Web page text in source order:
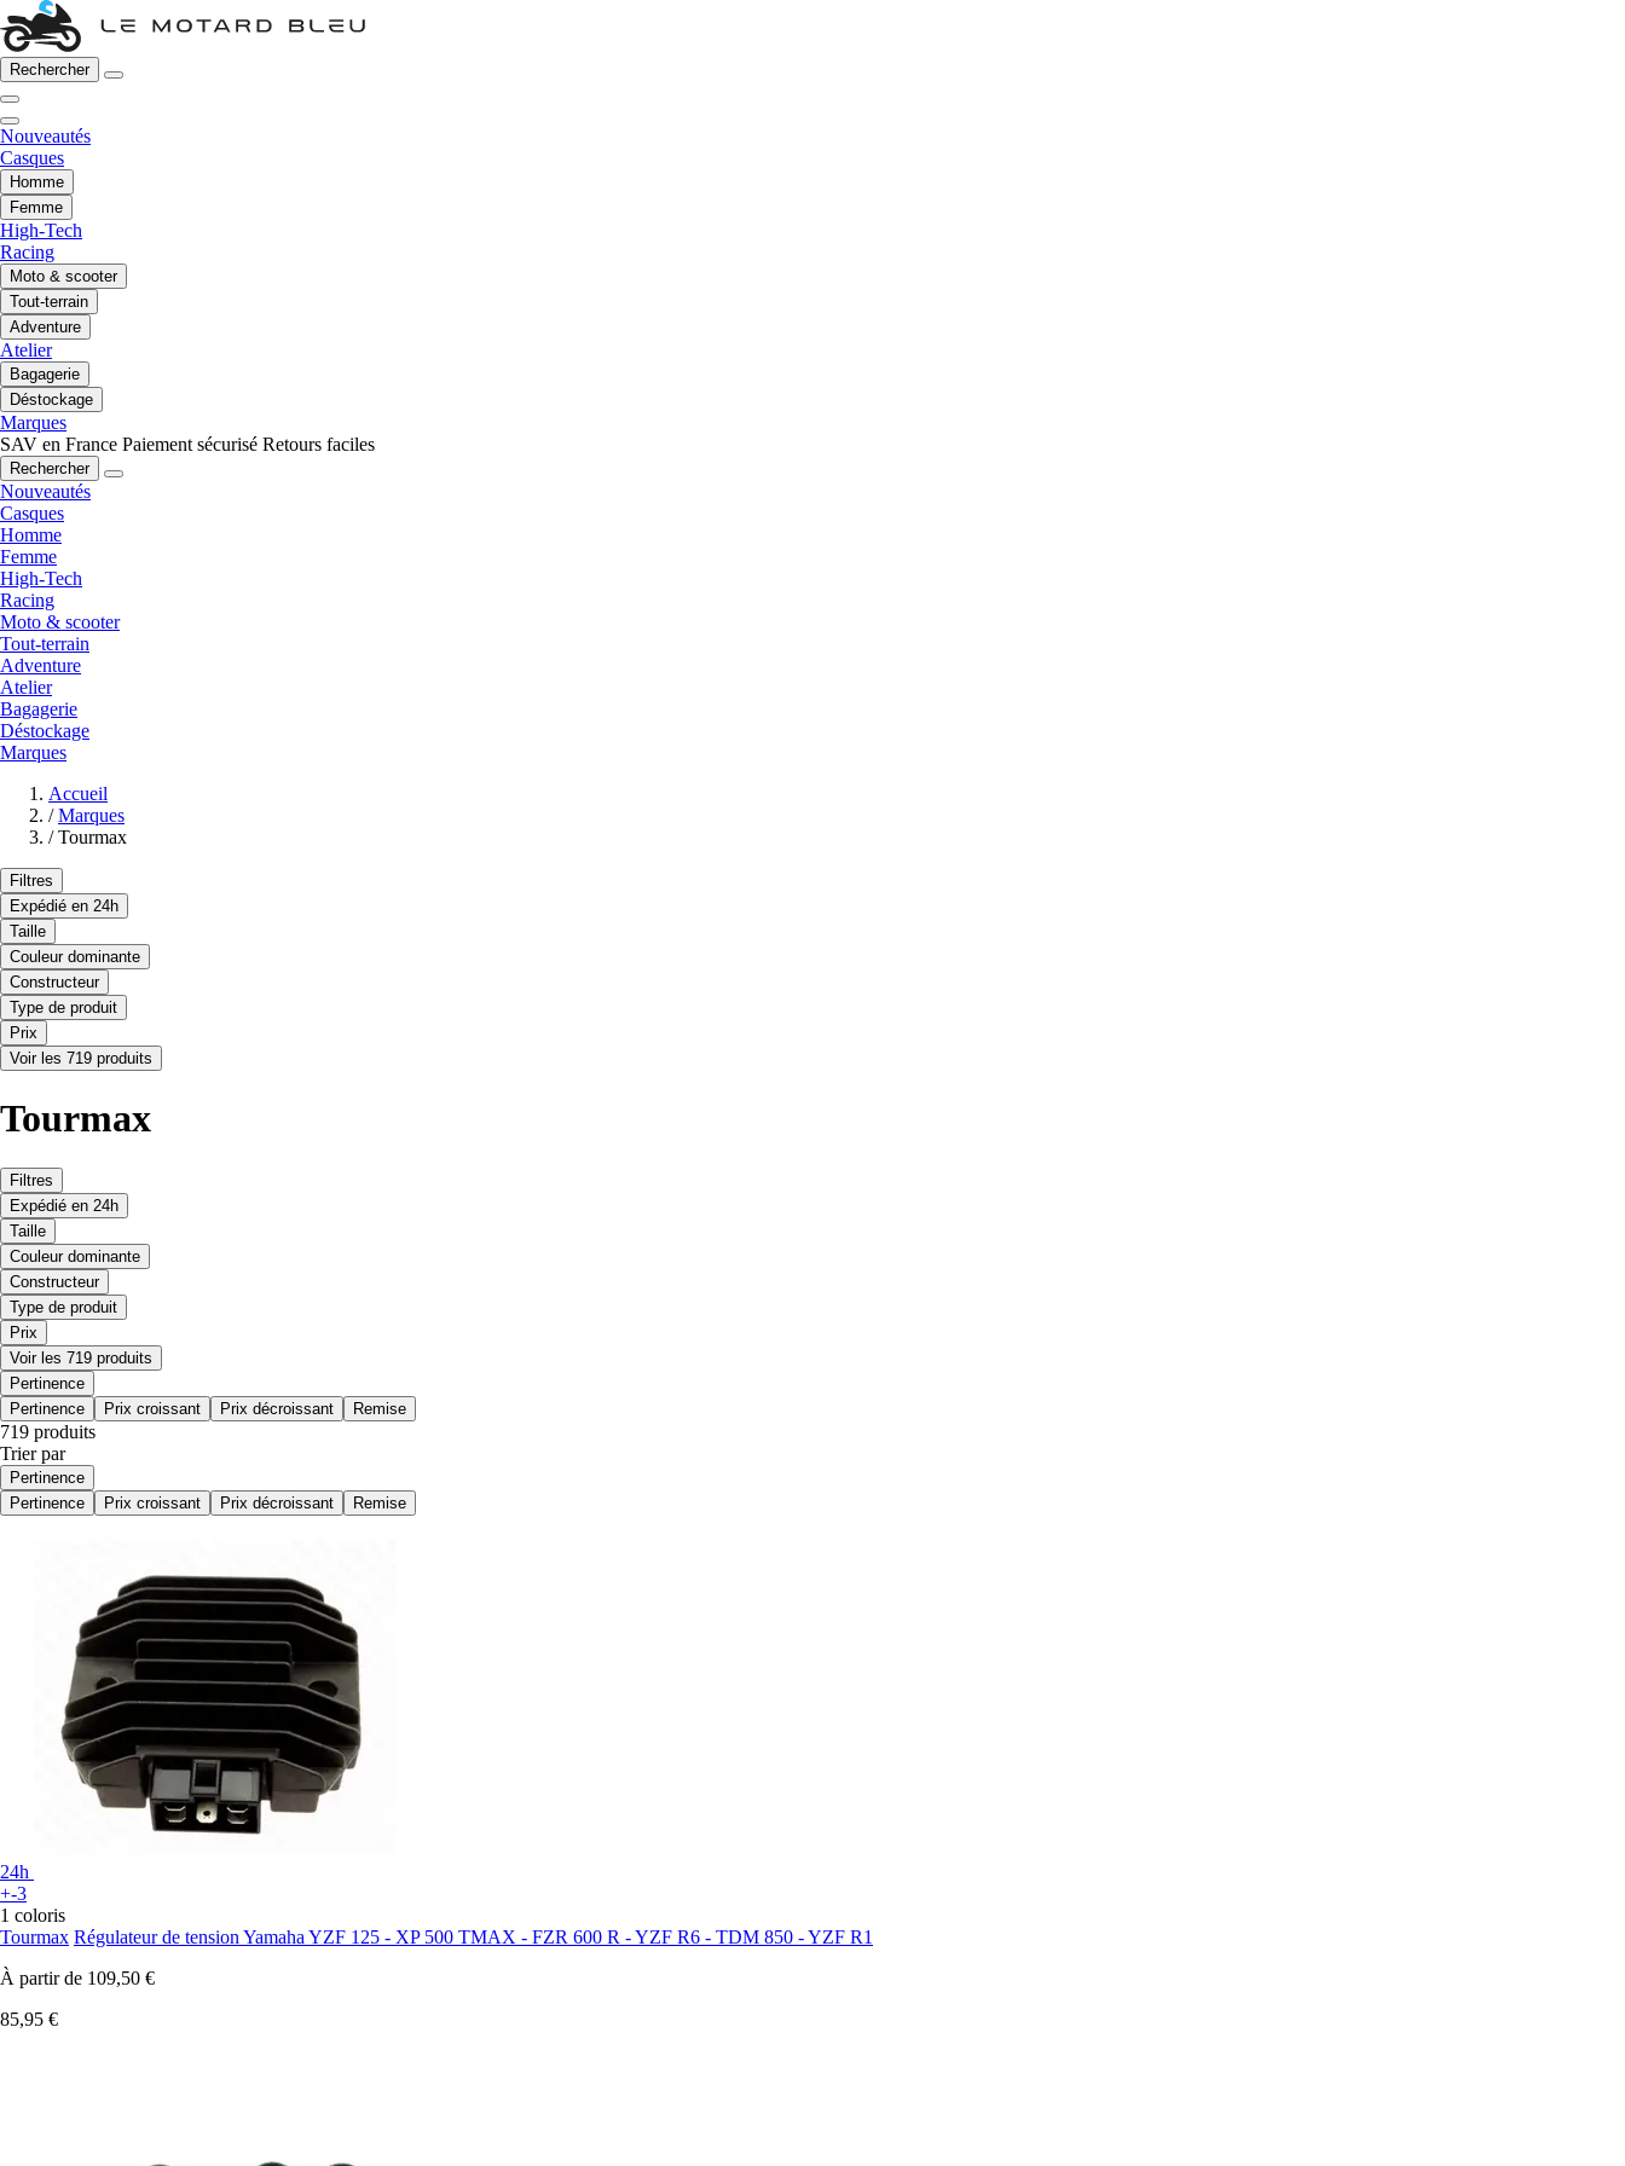
Rechercher
Nouveautés
Casques
Homme
Femme
High-Tech
Racing
Moto & scooter
Tout-terrain
Adventure
Atelier
Bagagerie
Déstockage
Marques
SAV en France Paiement sécurisé Retours faciles
Rechercher
Nouveautés
Casques
Homme
Femme
High-Tech
Racing
Moto & scooter
Tout-terrain
Adventure
Atelier
Bagagerie
Déstockage
Marques
Accueil
/ Marques
/ Tourmax
Filtres
Expédié en 24h
Taille
Couleur dominante
Constructeur
Type de produit
Prix
Voir les 719 produits
Tourmax
Filtres
Expédié en 24h
Taille
Couleur dominante
Constructeur
Type de produit
Prix
Voir les 719 produits
Pertinence
Pertinence
Prix croissant Prix décroissant Remise
719 produits
Trier par
Pertinence
Pertinence
Prix croissant Prix décroissant Remise
24h
+-3
1 coloris
Tourmax Régulateur de tension Yamaha YZF 125 - XP 500 TMAX - FZR 600 R - YZF R6 - TDM 850 - YZF R1
À partir de 109,50 €
85,95 €